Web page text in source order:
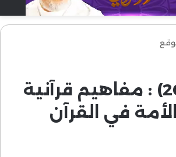
الحلقة (26) : مفاهيم قرآنية
في القرآن